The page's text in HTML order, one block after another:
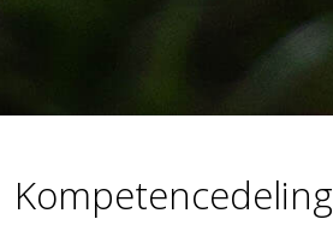
Kompetencedeling